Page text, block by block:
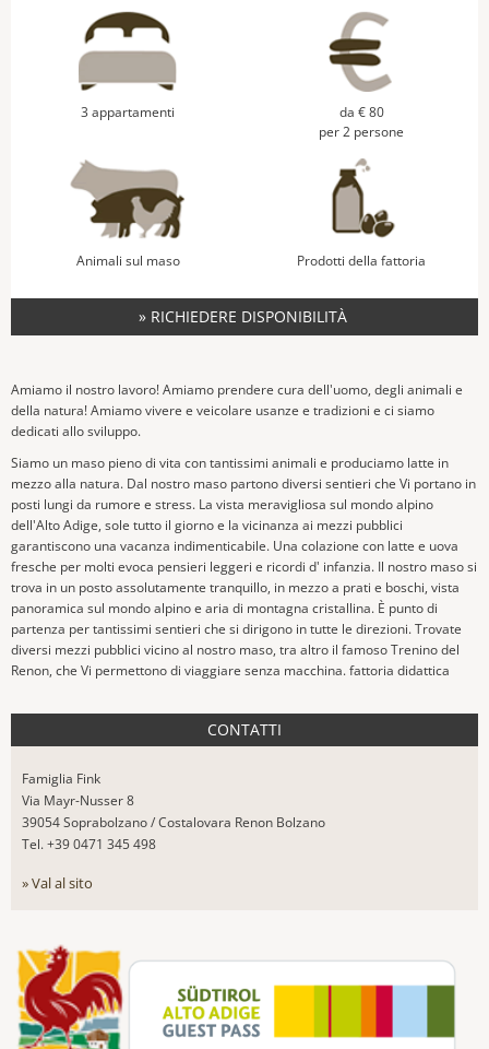
3 appartamenti
da € 80
per 2 persone
Animali sul maso Prodotti della fattoria
» RICHIEDERE DISPONIBILITÀ
Amiamo il nostro lavoro! Amiamo prendere cura dell'uomo, degli animali e
della natura! Amiamo vivere e veicolare usanze e tradizioni e ci siamo
dedicati allo sviluppo.
Siamo un maso pieno di vita con tantissimi animali e produciamo latte in
mezzo alla natura. Dal nostro maso partono diversi sentieri che Vi portano in
posti lungi da rumore e stress. La vista meravigliosa sul mondo alpino
dell'Alto Adige, sole tutto il giorno e la vicinanza ai mezzi pubblici
garantiscono una vacanza indimenticabile. Una colazione con latte e uova
fresche per molti evoca pensieri leggeri e ricordi d' infanzia. Il nostro maso si
trova in un posto assolutamente tranquillo, in mezzo a prati e boschi, vista
panoramica sul mondo alpino e aria di montagna cristallina. È punto di
partenza per tantissimi sentieri che si dirigono in tutte le direzioni. Trovate
diversi mezzi pubblici vicino al nostro maso, tra altro il famoso Trenino del
Renon, che Vi permettono di viaggiare senza macchina. fattoria didattica
CONTATTI
Famiglia Fink
Via Mayr-Nusser 8
39054 Soprabolzano / Costalovara Renon Bolzano
Tel. +39 0471 345 498
» Val al sito